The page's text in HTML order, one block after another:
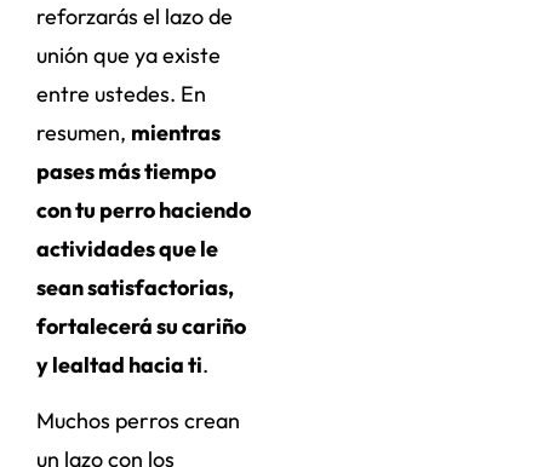
reforzarás el lazo de
unión que ya existe
entre ustedes. En
resumen, mientras
pases más tiempo
con tu perro haciendo
actividades que le
sean satisfactorias,
fortalecerá su cariño
y lealtad hacia ti.
Muchos perros crean
un lazo con los